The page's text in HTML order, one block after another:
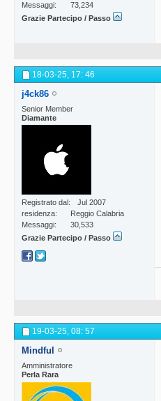
Messaggi
73,234
Grazie Partecipo / Passo
18-03-25, 17: 46
j4ck86
Senior Member
Diamante
Registrato dal
Jul 2007
residenza
Reggio Calabria
Messaggi
30,533
Grazie Partecipo / Passo
19-03-25, 08: 57
Mindful
Amministratore
Perla Rara